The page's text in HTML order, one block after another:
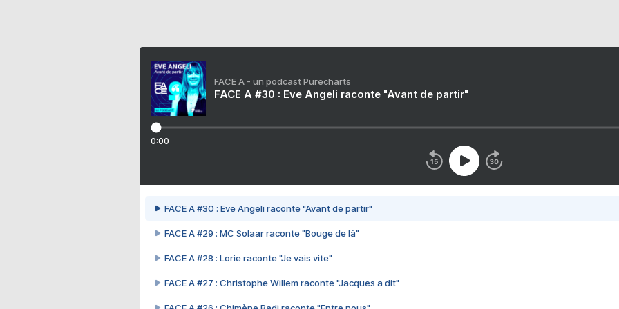
FACE A - un podcast Purecharts
FACE A #30 : Eve Angeli raconte "Avant de partir"
0:00
FACE A #30 : Eve Angeli raconte "Avant de partir"
FACE A #29 : MC Solaar raconte "Bouge de là"
FACE A #28 : Lorie raconte "Je vais vite"
FACE A #27 : Christophe Willem raconte "Jacques a dit"